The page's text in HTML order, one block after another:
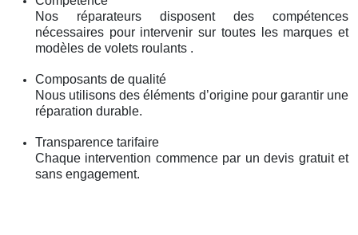
Nos réparateurs disposent des compétences
nécessaires pour intervenir sur toutes les marques et
modèles de volets roulants .
Composants de qualité
Nous utilisons des éléments d’origine pour garantir une
réparation durable.
Transparence tarifaire
Chaque intervention commence par un devis gratuit et
sans engagement.